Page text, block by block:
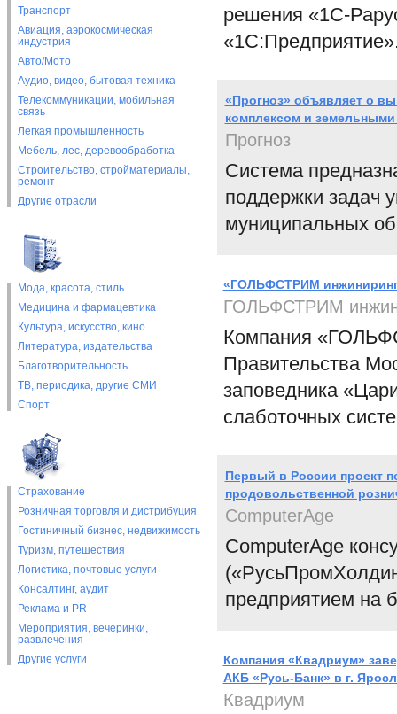
Транспорт
Авиация, аэрокосмическая
индустрия
Авто/Мото
Аудио, видео, бытовая техника
Телекоммуникации, мобильная
связь
Легкая промышленность
Мебель, лес, деревообработка
Строительство, стройматериалы,
ремонт
Другие отрасли
Мода, красота, стиль
Медицина и фармацевтика
Культура, искусство, кино
Литература, издательства
Благотворительность
ТВ, периодика, другие СМИ
Спорт
Страхование
Розничная торговля и дистрибуция
Гостиничный бизнес, недвижимость
Туризм, путешествия
Логистика, почтовые услуги
Консалтинг, аудит
Реклама и PR
Мероприятия, вечеринки,
развлечения
Другие услуги
решения «1С-
«Прогноз» объявляет о
комплексом и
Прогноз
Система
поддержки задач
муниципальных
«ГОЛЬФСТРИМ
ГОЛЬФСТРИМ
Компания
Правительства
заповедника
слаботочных
Первый в России проект
продовольственной
ComputerAge
ComputerAge
предприятием на
Компания «Квадриум»
АКБ «Русь-Банк» в г.
Квадриум